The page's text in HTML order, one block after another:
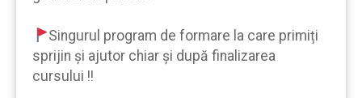
Singurul program de formare la care primiți
sprijin şi ajutor chiar şi după finalizarea
cursului !!